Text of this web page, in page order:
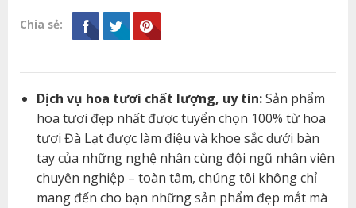
Chia sẻ:
Dịch vụ hoa tươi chất lượng, uy tín:Sản phẩm
hoa tươi đẹp nhất được tuyển chọn 100% từ hoa
tươi Đà Lạt được làm điệu và khoe sắc dưới bàn
tay của những nghệ nhân cùng đội ngũ nhân viên
chuyên nghiệp – toàn tâm, chúng tôi không chỉ
mang đến cho bạn những sản phẩm đẹp mắt mà